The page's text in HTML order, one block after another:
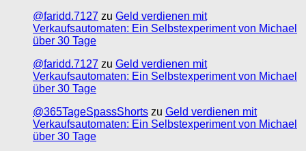
@faridd.7127 zu Geld verdienen mit
Verkaufsautomaten: Ein Selbstexperiment von Michael
über 30 Tage
@faridd.7127 zu Geld verdienen mit
Verkaufsautomaten: Ein Selbstexperiment von Michael
über 30 Tage
@365TageSpassShorts zu Geld verdienen mit
Verkaufsautomaten: Ein Selbstexperiment von Michael
über 30 Tage